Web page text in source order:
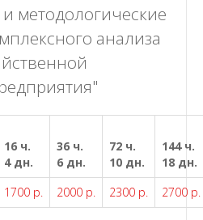
методологические
анализа
16 ч.
4 дн.
36 ч.
6 дн.
72 ч.
10 дн.
144 ч.
18 дн.
1700 р. 2000 р. 2300 р. 2700 р.